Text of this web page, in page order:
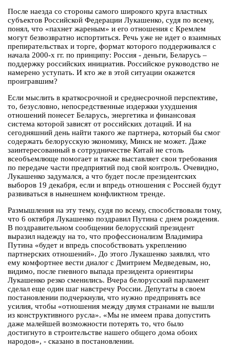
После наезда со стороны самого широкого круга властных
субъектов Российской Федерации Лукашенко, судя по всему,
понял, что «пахнет жареным» и его отношения с Кремлем
могут безвозвратно испортиться. Речь уже не идет о взаимных
препирательствах и торге, формат которого поддерживался с
начала 2000-х гг. по принципу: Россия - деньги, Беларусь –
поддержку российских инициатив. Российское руководство не
намерено уступать. И кто же в этой ситуации окажется
проигравшим?
Если мыслить в краткосрочной и среднесрочной перспективе,
то, безусловно, непосредственные издержки ухудшения
отношений понесет Беларусь, энергетика и финансовая
система которой зависят от российских дотаций. И на
сегодняшний день найти такого же партнера, который бы смог
содержать белорусскую экономику, Минск не может. Даже
заинтересованный в сотрудничестве Китай не столь
всеобъемлюще помогает и также выставляет свои требования
по передаче части предприятий под свой контроль. Очевидно,
Лукашенко задумался, а что будет после президентских
выборов 19 декабря, если и впредь отношения с Россией будут
развиваться в нынешнем конфликтном тренде.
Размышления на эту тему, судя по всему, способствовали тому,
что 6 октября Лукашенко поздравил Путина с днем рождения.
В поздравительном сообщении белорусский президент
выразил надежду на то, что профессионализм Владимира
Путина «будет и впредь способствовать укреплению
партнерских отношений». До этого Лукашенко заявлял, что
ему комфортнее вести диалог с Дмитрием Медведевым, но,
видимо, после гневного выпада президента ориентиры
Лукашенко резко сменились. Вчера белорусский парламент
сделал еще один шаг навстречу России. Депутаты в своем
постановлении подчеркнули, что нужно предпринять все
усилия, чтобы «отношения между двумя странами не вышли
из конструктивного русла». «Мы не имеем права допустить
даже малейшей возможности потерять то, что было
достигнуто в строительстве нашего общего дома обоих
народов», - сказано в постановлении.